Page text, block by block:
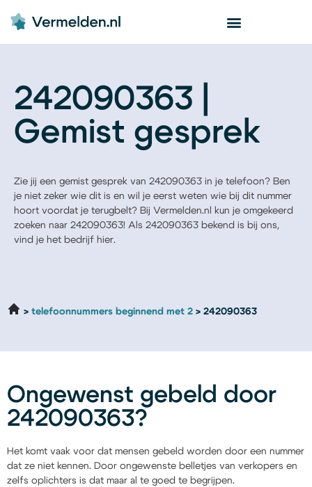
242090363 |
Gemist gesprek
Zie jij een gemist gesprek van 242090363 in je telefoon? Ben
je niet zeker wie dit is en wil je eerst weten wie bij dit nummer
hoort voordat je terugbelt? Bij Vermelden.nl kun je omgekeerd
zoeken naar 242090363! Als 242090363 bekend is bij ons,
vind je het bedrijf hier.
telefoonnummers beginnend met 2 242090363
Ongewenst gebeld door
242090363?
Het komt vaak voor dat mensen gebeld worden door een nummer
dat ze niet kennen. Door ongewenste belletjes van verkopers en
zelfs oplichters is dat maar al te goed te begrijpen.